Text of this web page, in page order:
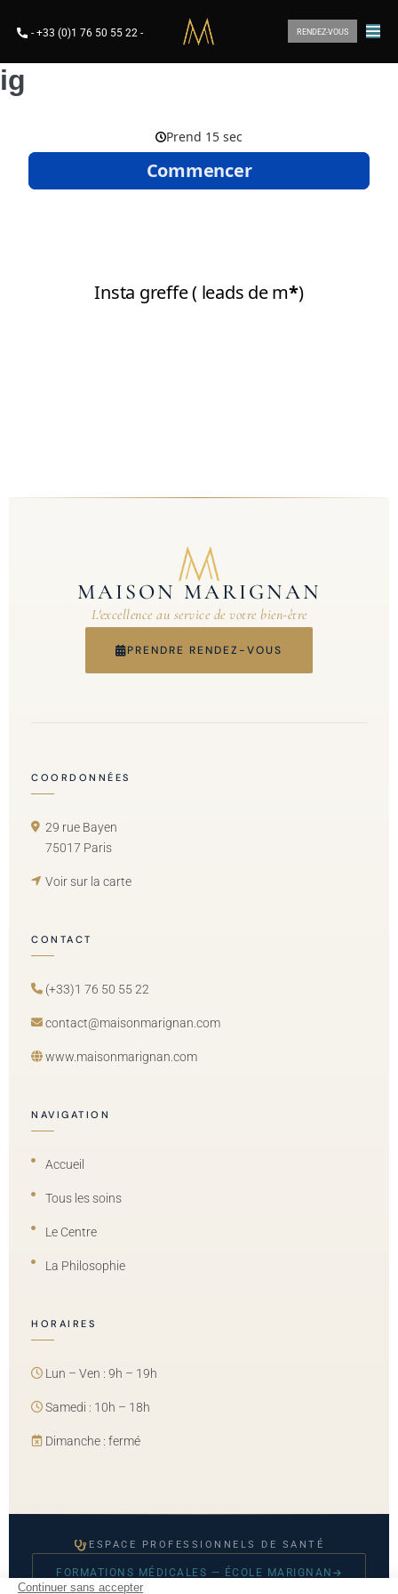
- +33 (0)1 76 50 55 22 - RENDEZ-VOUS
ig
MAISON MARIGNAN
L'excellence au service de votre bien-être
PRENDRE RENDEZ-VOUS
COORDONNÉES
29 rue Bayen
75017 Paris
Voir sur la carte
CONTACT
(+33)1 76 50 55 22
contact@maisonmarignan.com
www.maisonmarignan.com
NAVIGATION
Accueil
Tous les soins
Le Centre
La Philosophie
HORAIRES
Lun – Ven : 9h – 19h
Samedi : 10h – 18h
Dimanche : fermé
ESPACE PROFESSIONNELS DE SANTÉ
FORMATIONS MÉDICALES — ÉCOLE MARIGNAN